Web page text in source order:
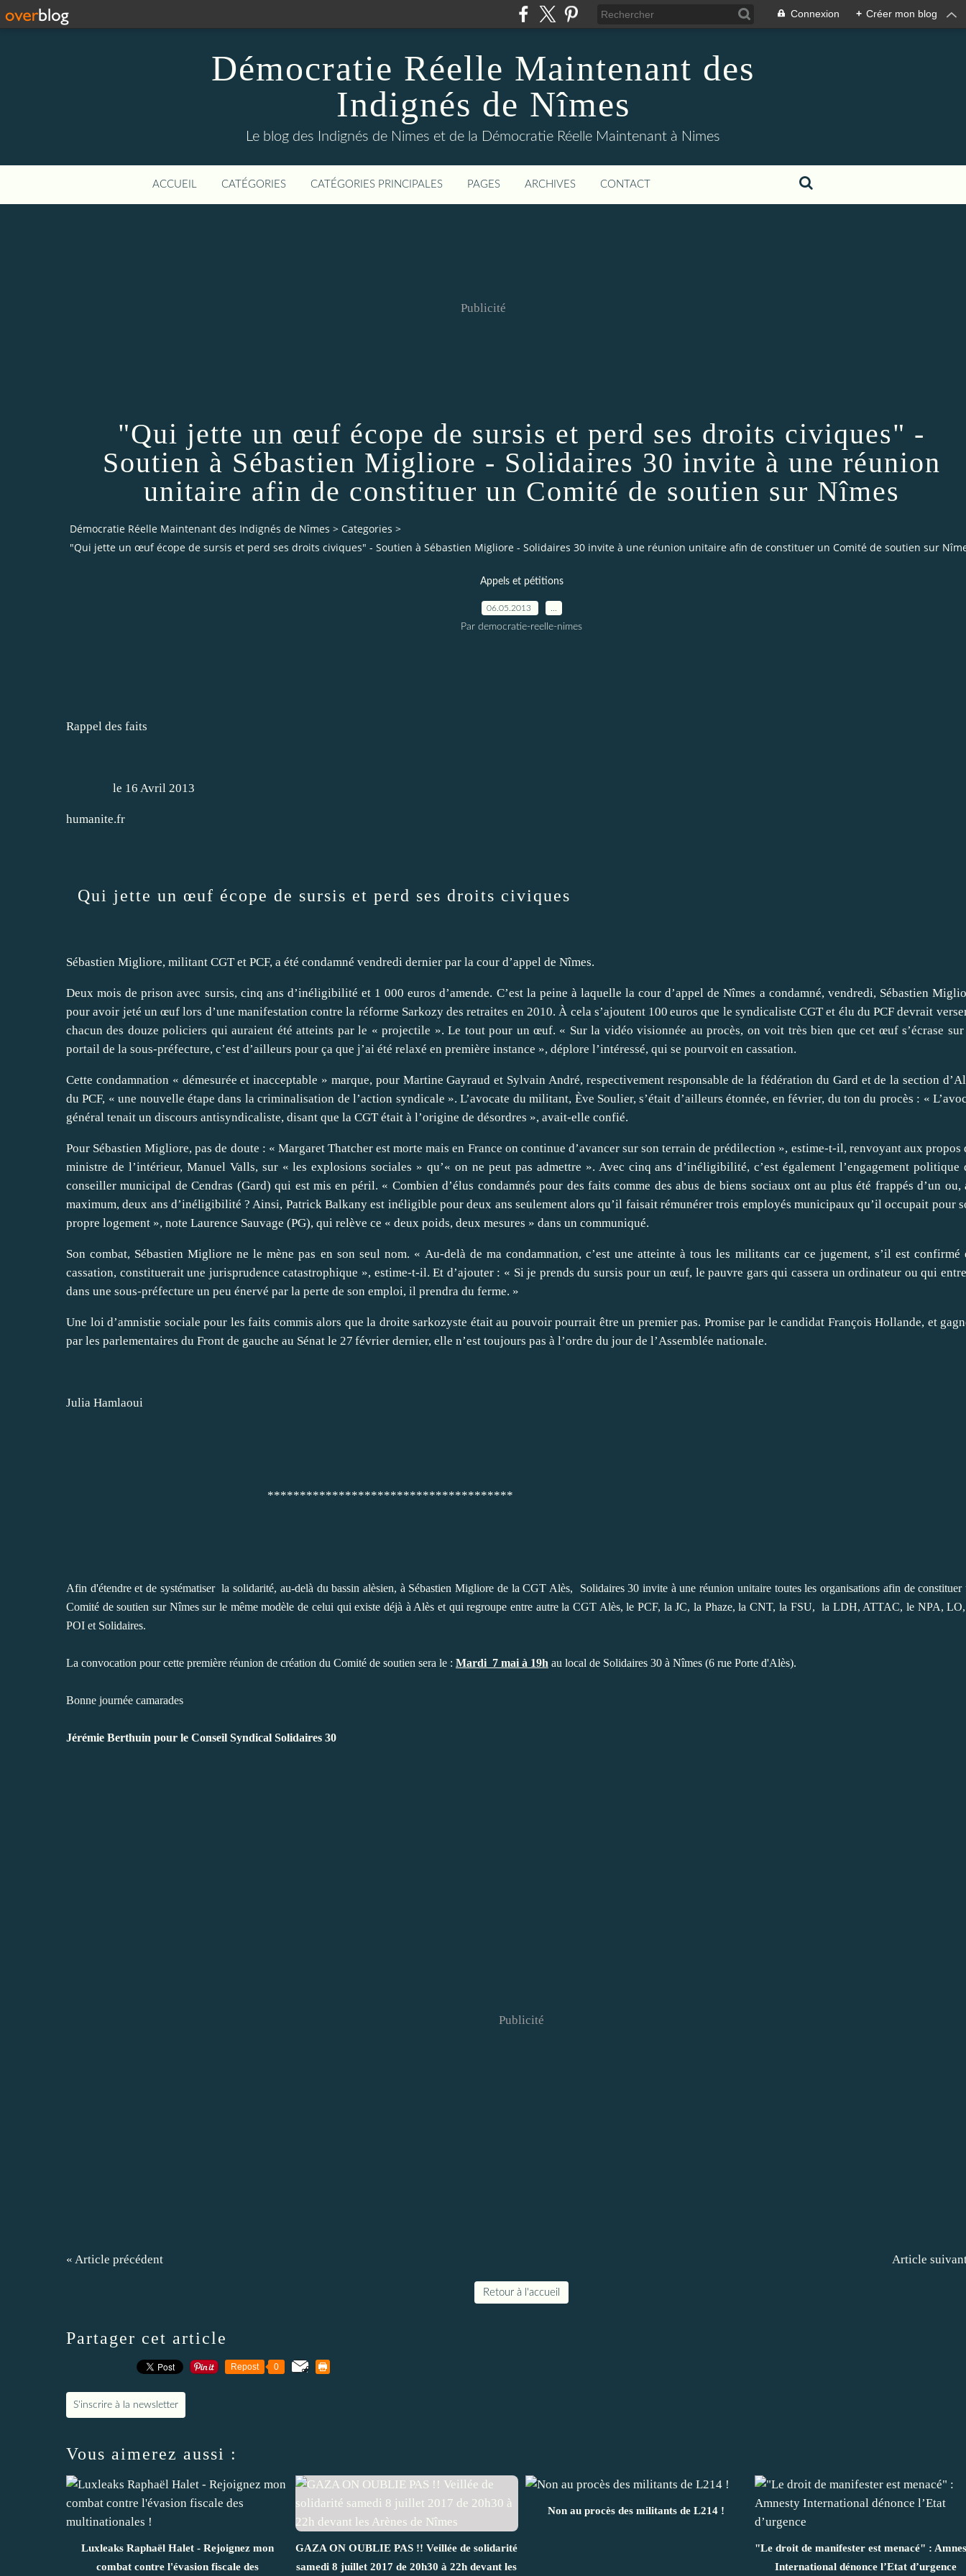
Connexion + Créer mon blog
Démocratie Réelle Maintenant des
Indignés de Nîmes
Le blog des Indignés de Nimes et de la Démocratie Réelle Maintenant à Nimes
ACCUEIL CATÉGORIES CATÉGORIES PRINCIPALES PAGES ARCHIVES CONTACT
Publicité
"Qui jette un œuf écope de sursis et perd ses droits civiques" -
Soutien à Sébastien Migliore - Solidaires 30 invite à une réunion
unitaire afin de constituer un Comité de soutien sur Nîmes
Démocratie Réelle Maintenant des Indignés de Nîmes > Categories >
"Qui jette un œuf écope de sursis et perd ses droits civiques" - Soutien à Sébastien Migliore - Solidaires 30 invite à une réunion unitaire afin de constituer un Comité de soutien sur
Appels et pétitions
06.05.2013
Par democratie-reelle-nimes
Rappel des faits
le 16 Avril 2013
humanite.fr
Qui jette un œuf écope de sursis et perd ses droits civiques
Sébastien Migliore, militant CGT et PCF, a été condamné vendredi dernier par la cour d’appel de Nîmes.
Deux mois de prison avec sursis, cinq ans d’inéligibilité et 1 000 euros d’amende. C’est la peine à laquelle la cour d’appel de Nîmes a condamné, vendredi, Sébastien
pour avoir jeté un œuf lors d’une manifestation contre la réforme Sarkozy des retraites en 2010. À cela s’ajoutent 100 euros que le syndicaliste CGT et élu du PCF devrait
chacun des douze policiers qui auraient été atteints par le « projectile ». Le tout pour un œuf. « Sur la vidéo visionnée au procès, on voit très bien que cet œuf s’écrase
portail de la sous-préfecture, c’est d’ailleurs pour ça que j’ai été relaxé en première instance », déplore l’intéressé, qui se pourvoit en cassation.
Cette condamnation « démesurée et inacceptable » marque, pour Martine Gayraud et Sylvain André, respectivement responsable de la fédération du Gard et de la section
du PCF, « une nouvelle étape dans la criminalisation de l’action syndicale ». L’avocate du militant, Ève Soulier, s’était d’ailleurs étonnée, en février, du ton du procès : «
général tenait un discours antisyndicaliste, disant que la CGT était à l’origine de désordres », avait-elle confié.
Pour Sébastien Migliore, pas de doute : « Margaret Thatcher est morte mais en France on continue d’avancer sur son terrain de prédilection », estime-t-il, renvoyant aux propos
ministre de l’intérieur, Manuel Valls, sur « les explosions sociales » qu’« on ne peut pas admettre ». Avec cinq ans d’inéligibilité, c’est également l’engagement politique
conseiller municipal de Cendras (Gard) qui est mis en péril. « Combien d’élus condamnés pour des faits comme des abus de biens sociaux ont au plus été frappés d’un ou,
maximum, deux ans d’inéligibilité ? Ainsi, Patrick Balkany est inéligible pour deux ans seulement alors qu’il faisait rémunérer trois employés municipaux qu’il occupait pour
propre logement », note Laurence Sauvage (PG), qui relève ce « deux poids, deux mesures » dans un communiqué.
Son combat, Sébastien Migliore ne le mène pas en son seul nom. « Au-delà de ma condamnation, c’est une atteinte à tous les militants car ce jugement, s’il est confirmé
cassation, constituerait une jurisprudence catastrophique », estime-t-il. Et d’ajouter : « Si je prends du sursis pour un œuf, le pauvre gars qui cassera un ordinateur ou qui
dans une sous-préfecture un peu énervé par la perte de son emploi, il prendra du ferme. »
Une loi d’amnistie sociale pour les faits commis alors que la droite sarkozyste était au pouvoir pourrait être un premier pas. Promise par le candidat François Hollande, et
par les parlementaires du Front de gauche au Sénat le 27 février dernier, elle n’est toujours pas à l’ordre du jour de l’Assemblée nationale.
Julia Hamlaoui
**************************************
Afin d'étendre et de systématiser la solidarité, au-delà du bassin alèsien, à Sébastien Migliore de la CGT Alès, Solidaires 30 invite à une réunion unitaire toutes lesorganisations afin de constituer
Comité de soutien sur Nîmes sur le même modèle de celui qui existe déjà à Alès et qui regroupe entre autre la CGT Alès, le PCF, la JC, la Phaze, la CNT, la FSU, la LDH, ATTAC, le NPA,
POI et Solidaires.
La convocation pour cette première réunion de création du Comité de soutien sera le : Mardi 7 mai à 19h au local de Solidaires 30 à Nîmes (6 rue Porte d'Alès).
Bonne journée camarades
Jérémie Berthuin pour le Conseil Syndical Solidaires 30
Publicité
« Article précédent Article
Retour à l'accueil
Partager cet article
Repost 0
S'inscrire à la newsletter
Vous aimerez aussi :
Luxleaks Raphaël Halet - Rejoignez mon
combat contre l'évasion fiscale des
GAZA ON OUBLIE PAS !! Veillée de solidarité
samedi 8 juillet 2017 de 20h30 à 22h devant les
Non au procès des militants de L214 !
"Le droit de manifester est menacé" :
International dénonce l’Etat d’urgence